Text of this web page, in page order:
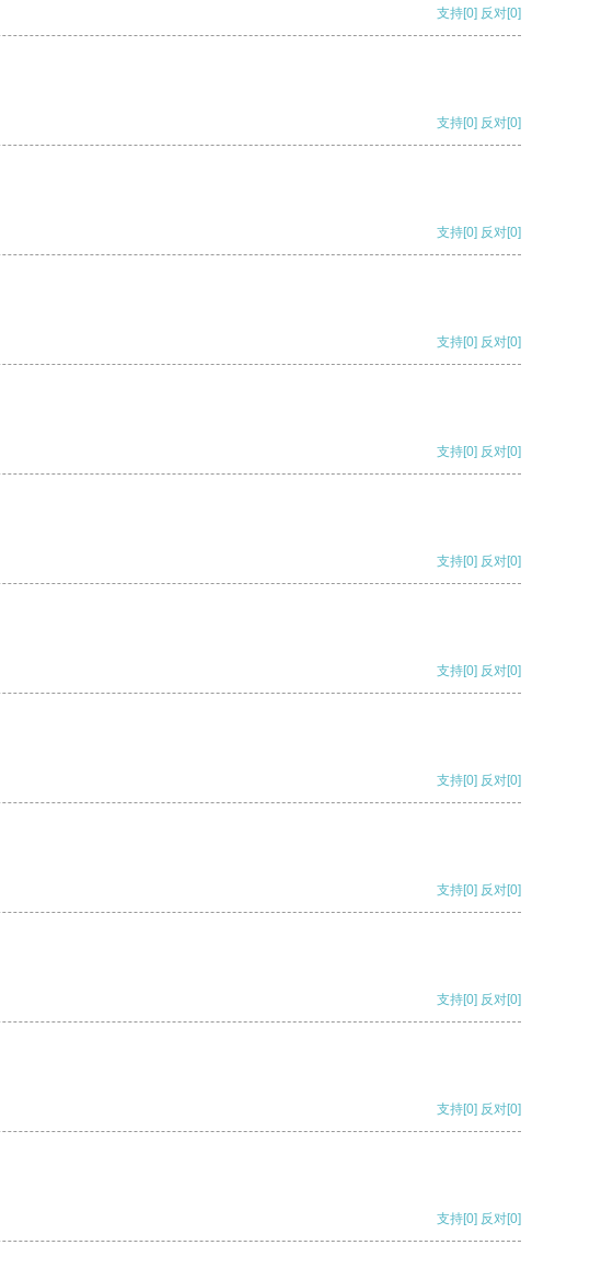
支持[0] 反对[0]
支持[0] 反对[0]
支持[0] 反对[0]
支持[0] 反对[0]
支持[0] 反对[0]
支持[0] 反对[0]
支持[0] 反对[0]
支持[0] 反对[0]
支持[0] 反对[0]
支持[0] 反对[0]
支持[0] 反对[0]
支持[0] 反对[0]